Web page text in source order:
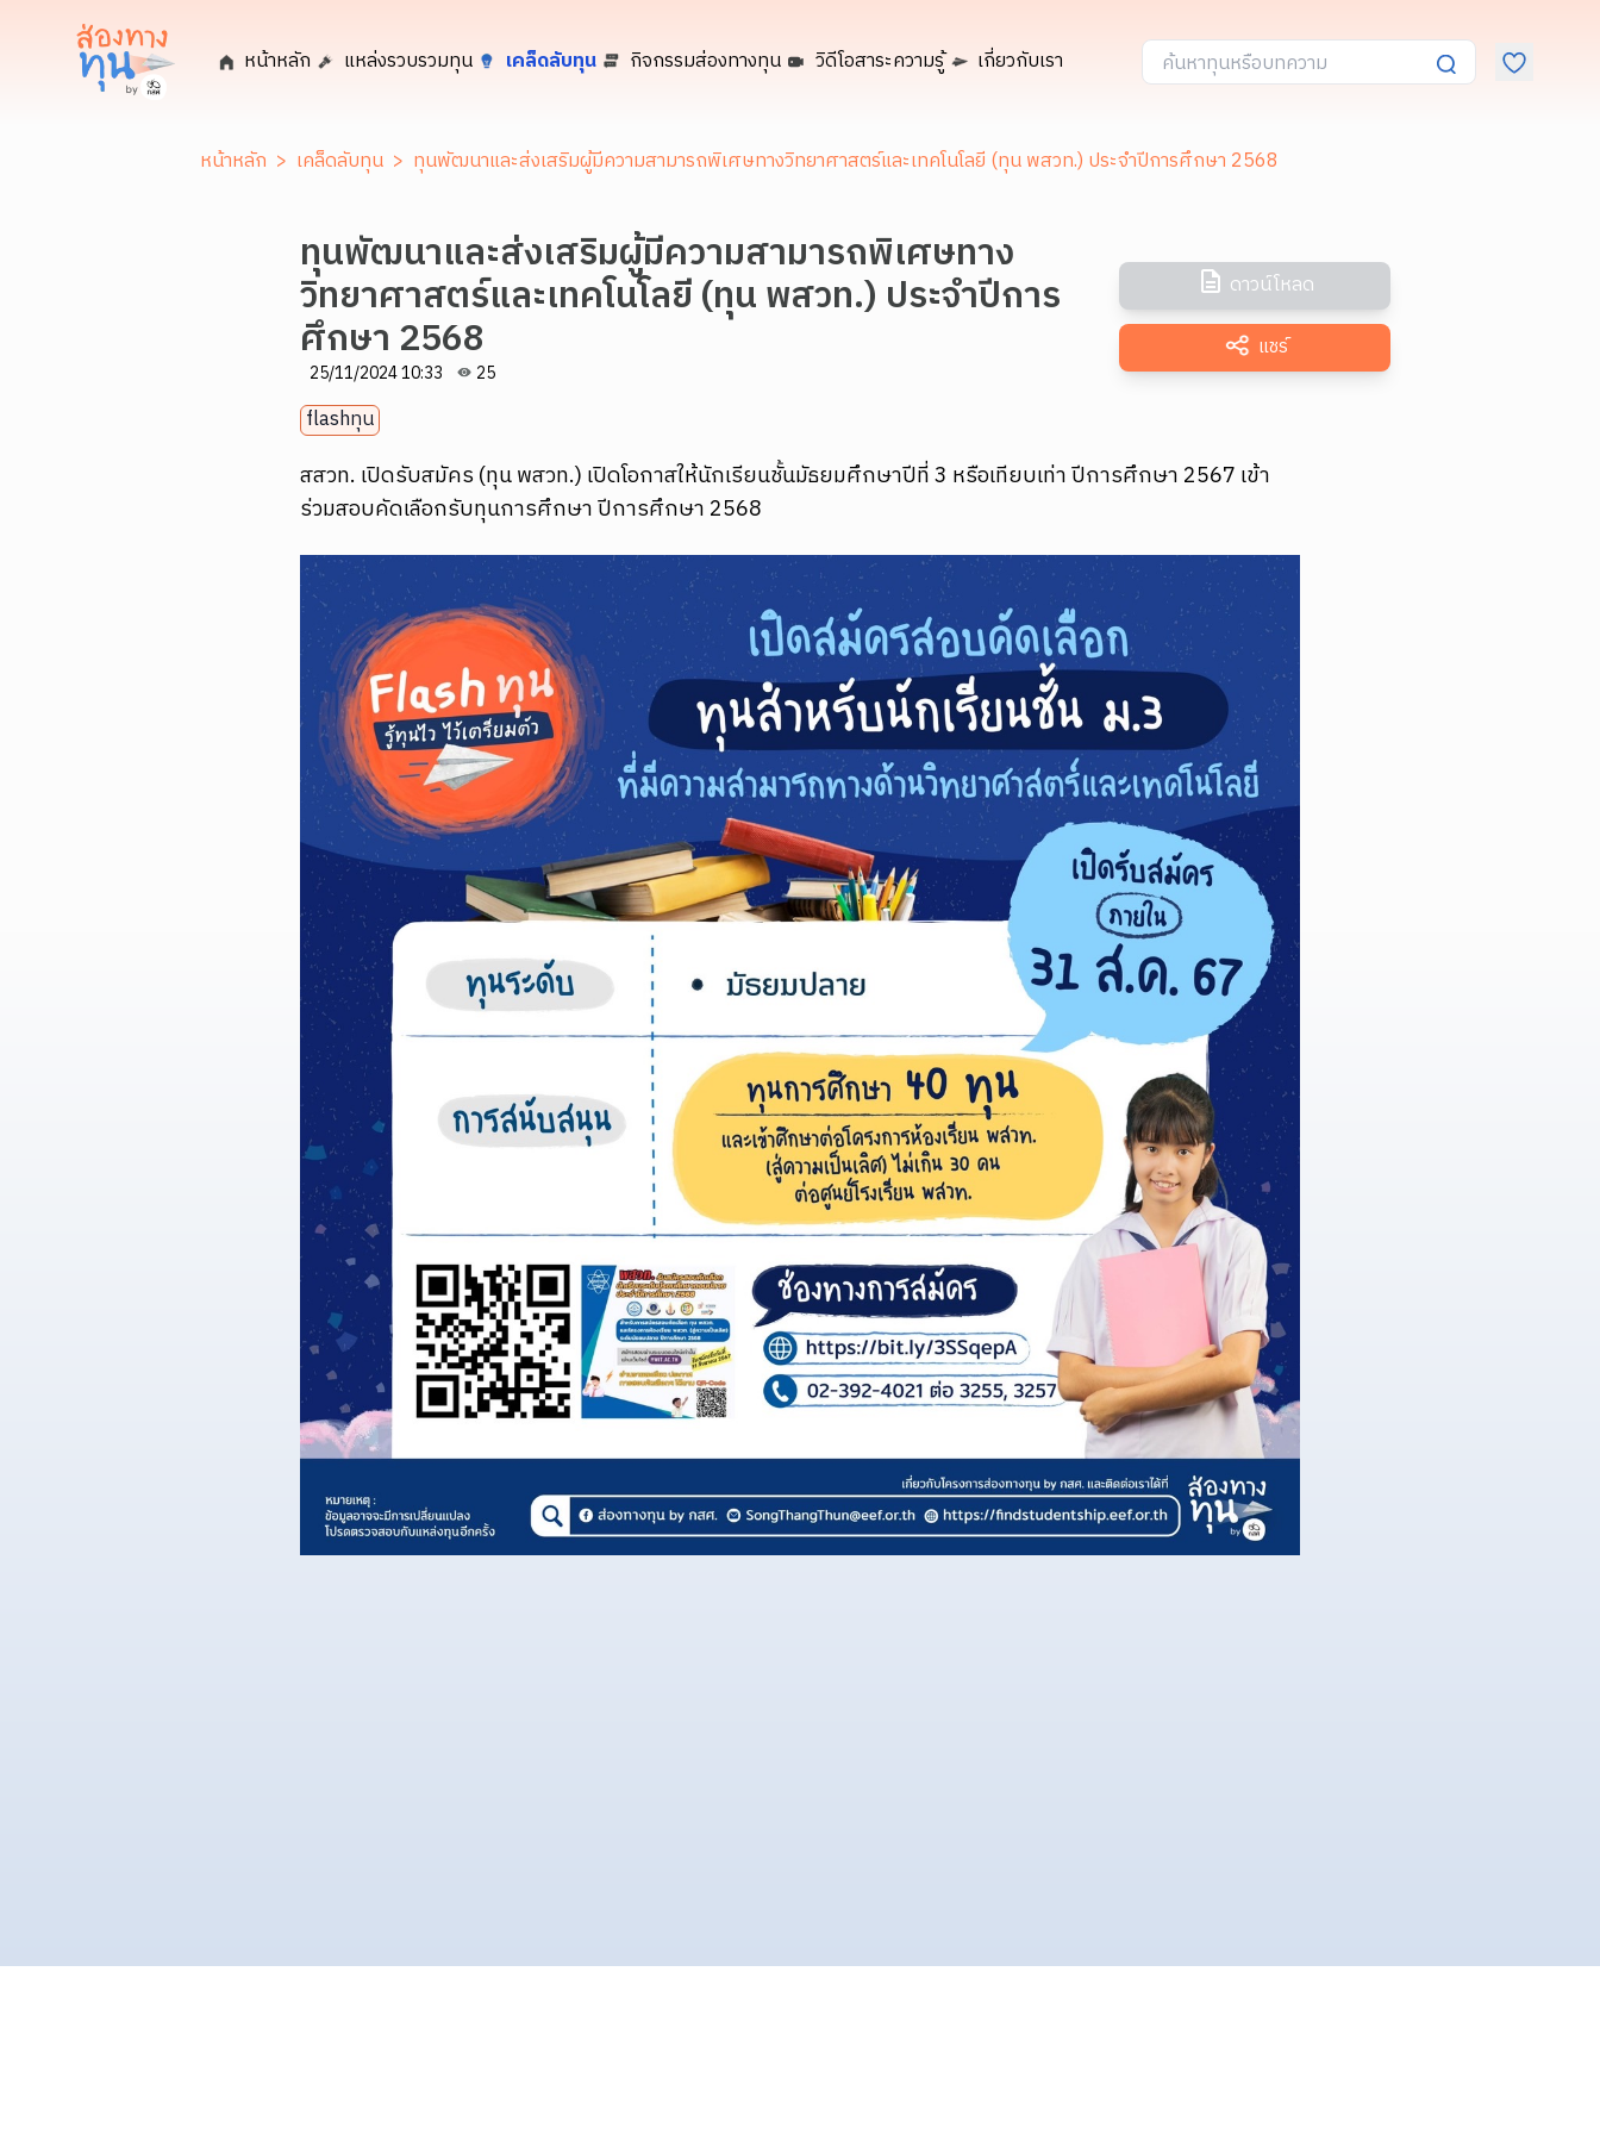
หน้าหลัก แหล่งรวบรวมทุน เคล็ดลับทุน กิจกรรมส่องทางทุน วิดีโอสาระความรู้ เกี่ยวกับเรา
หน้าหลัก > เคล็ดลับทุน > ทุนพัฒนาและส่งเสริมผู้มีความสามารถพิเศษทางวิทยาศาสตร์และเทคโนโลยี (ทุน พสวท.) ประจำปีการศึกษา 2568
ทุนพัฒนาและส่งเสริมผู้มีความสามารถพิเศษทาง
วิทยาศาสตร์และเทคโนโลยี (ทุน พสวท.) ประจำปีการ
ศึกษา 2568
25/11/2024 10:33 25
flashทุน
ดาวน์โหลด
แชร์
สสวท. เปิดรับสมัคร (ทุน พสวท.) เปิดโอกาสให้นักเรียนชั้นมัธยมศึกษาปีที่ 3 หรือเทียบเท่า ปีการศึกษา 2567 เข้า
ร่วมสอบคัดเลือกรับทุนการศึกษา ปีการศึกษา 2568